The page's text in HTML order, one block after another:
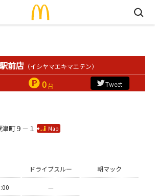
前店 （イシヤマエキマエテン）
0台 Tweet
町９－１
Map
ドライブスルー 朝マック
—